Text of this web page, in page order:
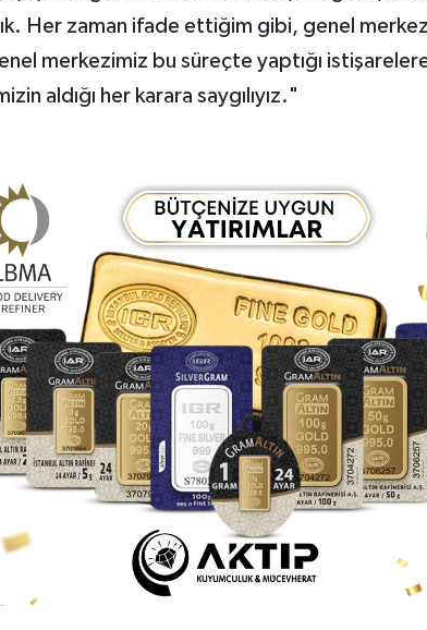
Her zaman ifade ettiğim gibi, genel
merkezimiz bu süreçte yaptığı
aldığı her karara saygılıyız."